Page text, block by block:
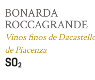
BONARDA
ROCCAGRANDE
Vinos finos de
de Piacenza